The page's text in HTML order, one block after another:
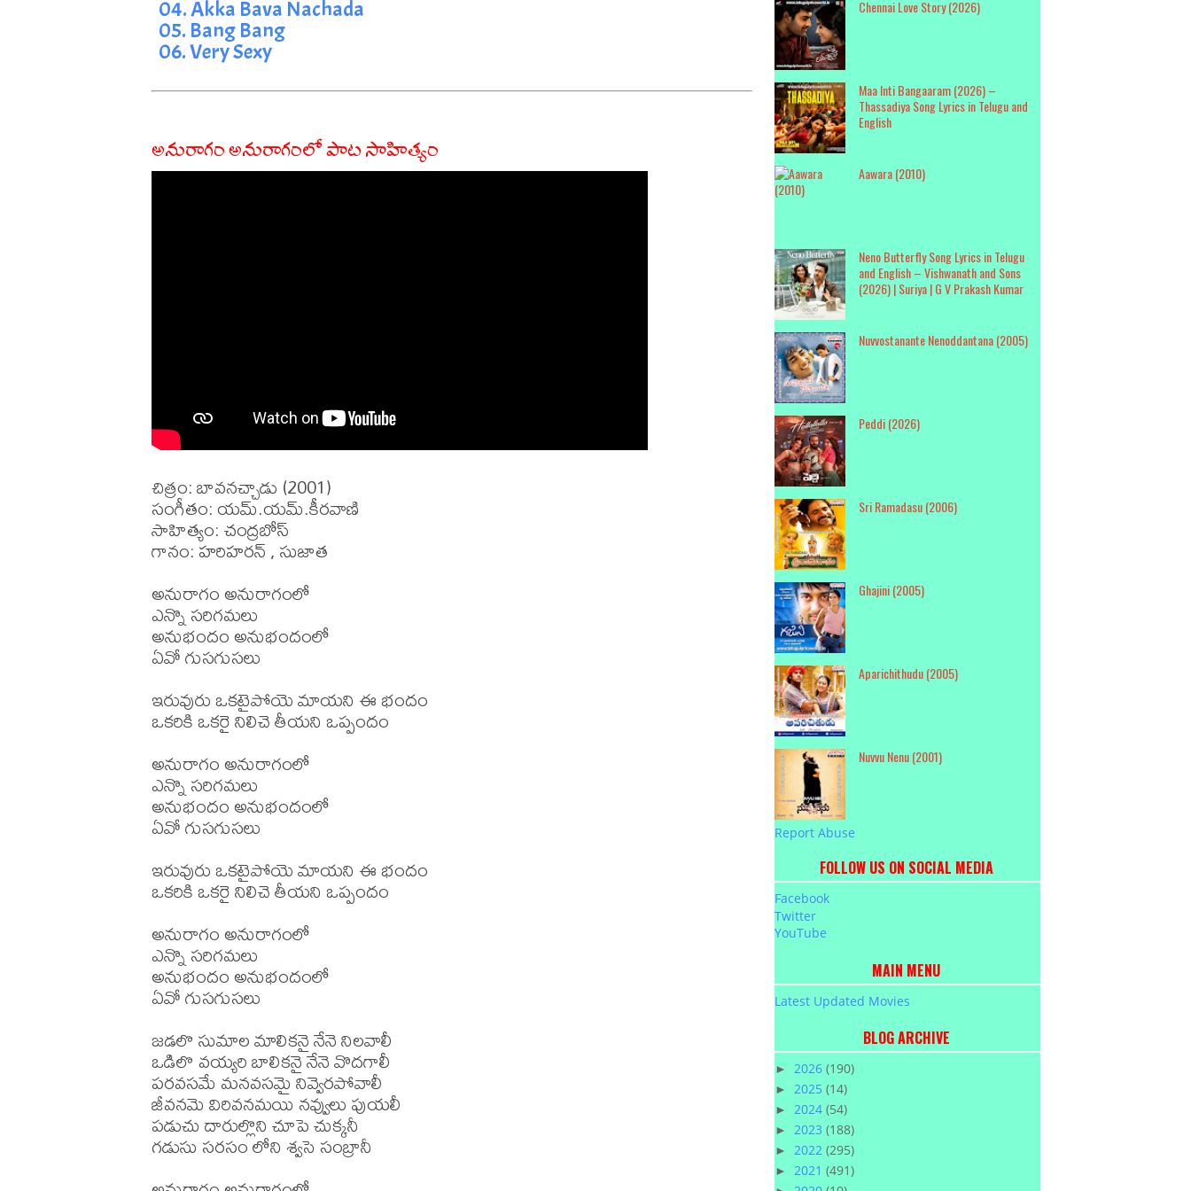
04. Akka Bava Nachada
05. Bang Bang
06. Very Sexy
అనురాగం అనురాగంలో పాట సాహిత్యం
చిత్రం: బావనచ్చాడు (2001)
సంగీతం: యమ్.యమ్.కీరవాణి
సాహిత్యం: చంద్రబోస్
గానం: హరిహరన్ , సుజాత
అనురాగం అనురాగంలో
ఎన్నొ సరిగమలు
అనుభందం అనుభందంలో
ఏవో గుసగుసలు
ఇరువురు ఒకటైపోయె మాయని ఈ భందం
ఒకరికి ఒకరై నిలిచె తీయని ఒప్పందం
అనురాగం అనురాగంలో
ఎన్నొ సరిగమలు
అనుభందం అనుభందంలో
ఏవో గుసగుసలు
ఇరువురు ఒకటైపోయె మాయని ఈ భందం
ఒకరికి ఒకరై నిలిచె తీయని ఒప్పందం
అనురాగం అనురాగంలో
ఎన్నొ సరిగమలు
అనుభందం అనుభందంలో
ఏవో గుసగుసలు
జడలొ సుమాల మాలికనై నేనె నిలవాలీ
ఒడిలొ వయ్యరి బాలికనై నేనె వొదగాలీ
పరవసమే మనవసమై నివ్వెరపోవాలీ
జీవనమె విరివనమయి నవ్వులు పుయలీ
పడుచు దారుల్లొని చూపె చుక్కనీ
గడుసు సరసం లోని శ్వసె సంబ్రానీ
Chennai Love Story (2026)
Maa Inti Bangaaram (2026) –
Thassadiya Song Lyrics in Telugu and
English
Aawara (2010)
Neno Butterfly Song Lyrics in Telugu
and English – Vishwanath and Sons
(2026) | Suriya | G V Prakash Kumar
Nuvvostanante Nenoddantana (2005)
Peddi (2026)
Sri Ramadasu (2006)
Ghajini (2005)
Aparichithudu (2005)
Nuvvu Nenu (2001)
Report Abuse
FOLLOW US ON SOCIAL MEDIA
Facebook
Twitter
YouTube
MAIN MENU
Latest Updated Movies
BLOG ARCHIVE
► 2026 (190)
► 2025 (14)
► 2024 (54)
► 2023 (188)
► 2022 (295)
► 2021 (491)